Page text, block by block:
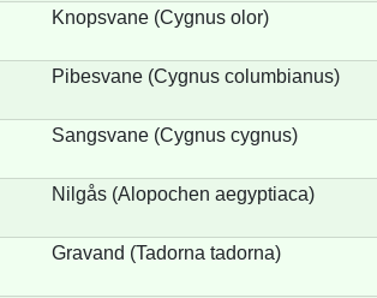
Knopsvane (Cygnus olor)
Pibesvane (Cygnus columbianus)
Sangsvane (Cygnus cygnus)
Nilgås (Alopochen aegyptiaca)
Gravand (Tadorna tadorna)